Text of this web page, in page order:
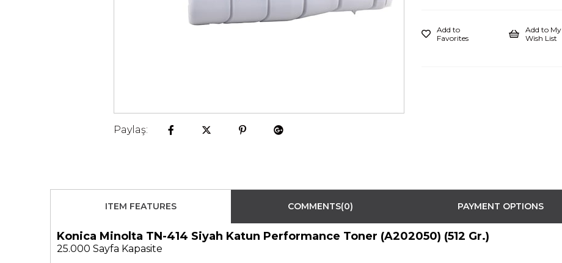
Paylaş:
Add to
Favorites
Add to My
Wish List
ITEM FEATURES COMMENTS(0) PAYMENT OPTIONS
Konica Minolta TN-414 Siyah Katun Performance Toner (A202050) (512 Gr.)
25.000 Sayfa Kapasite